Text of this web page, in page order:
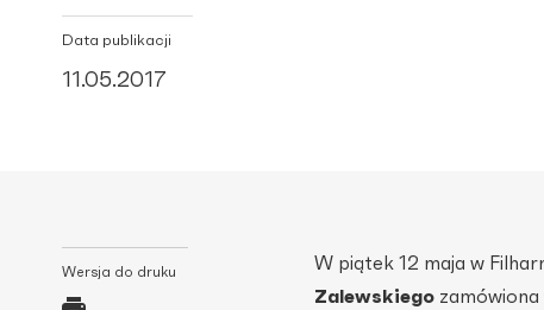
Data publikacji
11.05.2017
Wersja do druku W piątek 12 maja w
Zalewskiego